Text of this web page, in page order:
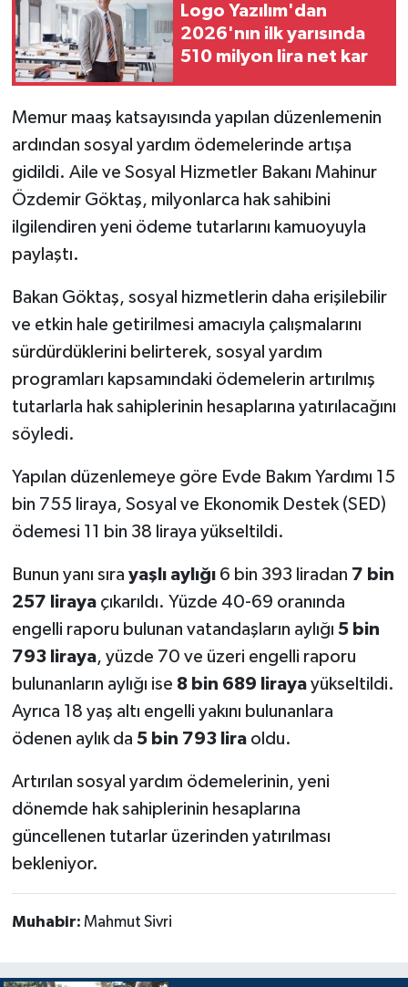
Logo Yazılım'dan
2026'nın ilk yarısında
510 milyon lira net kar
Memur maaş katsayısında yapılan düzenlemenin
ardından sosyal yardım ödemelerinde artışa
gidildi. Aile ve Sosyal Hizmetler Bakanı Mahinur
Özdemir Göktaş, milyonlarca hak sahibini
ilgilendiren yeni ödeme tutarlarını kamuoyuyla
paylaştı.
Bakan Göktaş, sosyal hizmetlerin daha erişilebilir
ve etkin hale getirilmesi amacıyla çalışmalarını
sürdürdüklerini belirterek, sosyal yardım
programları kapsamındaki ödemelerin artırılmış
tutarlarla hak sahiplerinin hesaplarına yatırılacağını
söyledi.
Yapılan düzenlemeye göre Evde Bakım Yardımı 15
bin 755 liraya, Sosyal ve Ekonomik Destek (SED)
ödemesi 11 bin 38 liraya yükseltildi.
Bunun yanı sıra yaşlı aylığı6 bin 393 liradan 7 bin
257 lirayaçıkarıldı. Yüzde 40-69 oranında
engelli raporu bulunan vatandaşların aylığı 5 bin
793 liraya, yüzde 70 ve üzeri engelli raporu
bulunanların aylığı ise 8 bin 689 lirayayükseltildi.
Ayrıca 18 yaş altı engelli yakını bulunanlara
ödenen aylık da 5 bin 793 liraoldu.
Artırılan sosyal yardım ödemelerinin, yeni
dönemde hak sahiplerinin hesaplarına
güncellenen tutarlar üzerinden yatırılması
bekleniyor.
Muhabir: Mahmut Sivri